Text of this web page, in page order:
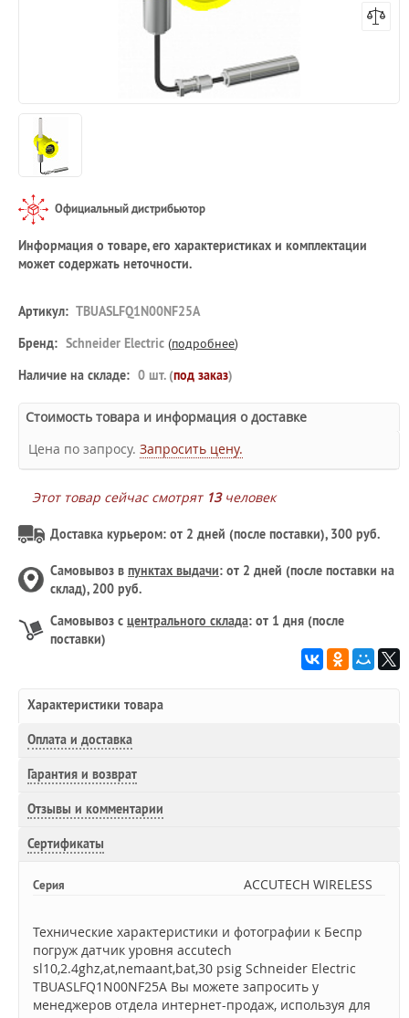
Официальный дистрибьютор
Информация о товаре, его характеристиках и комплектации
может содержать неточности.
Артикул: TBUASLFQ1N00NF25A
Бренд: Schneider Electric (подробнее)
Наличие на складе: 0 шт. (под заказ)
Стоимость товара и информация о доставке
Цена по запросу. Запросить цену.
Этот товар сейчас смотрят 13человек
Доставка курьером: от 2 дней (после поставки), 300 руб.
Самовывоз в пунктах выдачи: от 2 дней (после поставки на
склад), 200 руб.
Самовывоз с центрального склада: от 1 дня (после
поставки)
Характеристики товара
Оплата и доставка
Гарантия и возврат
Отзывы и комментарии
Сертификаты
Серия ACCUTECH WIRELESS
Технические характеристики и фотографии к Беспр
погруж датчик уровня accutech
sl10,2.4ghz,at,nemaant,bat,30 psig Schneider Electric
TBUASLFQ1N00NF25A Вы можете запросить у
менеджеров отдела интернет-продаж, используя для